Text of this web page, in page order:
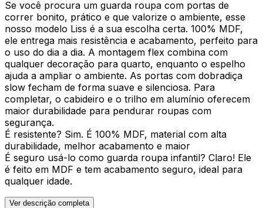
Se você procura um guarda roupa com portas de
correr bonito, prático e que valorize o ambiente, esse
nosso modelo Liss é a sua escolha certa. 100% MDF,
ele entrega mais resistência e acabamento, perfeito para
o uso do dia a dia. A montagem flex combina com
qualquer decoração para quarto, enquanto o espelho
ajuda a ampliar o ambiente. As portas com dobradiça
slow fecham de forma suave e silenciosa. Para
completar, o cabideiro e o trilho em alumínio oferecem
maior durabilidade para pendurar roupas com
segurança.
É resistente? Sim. É 100% MDF, material com alta
durabilidade, melhor acabamento e maior
É seguro usá-lo como guarda roupa infantil? Claro! Ele
é feito em MDF e tem acabamento seguro, ideal para
qualquer idade.
Ver descrição completa